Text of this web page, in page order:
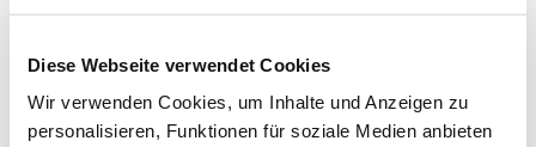
Diese Webseite verwendet Cookies
Wir verwenden Cookies, um Inhalte und Anzeigen zu
personalisieren, Funktionen für soziale Medien anbieten